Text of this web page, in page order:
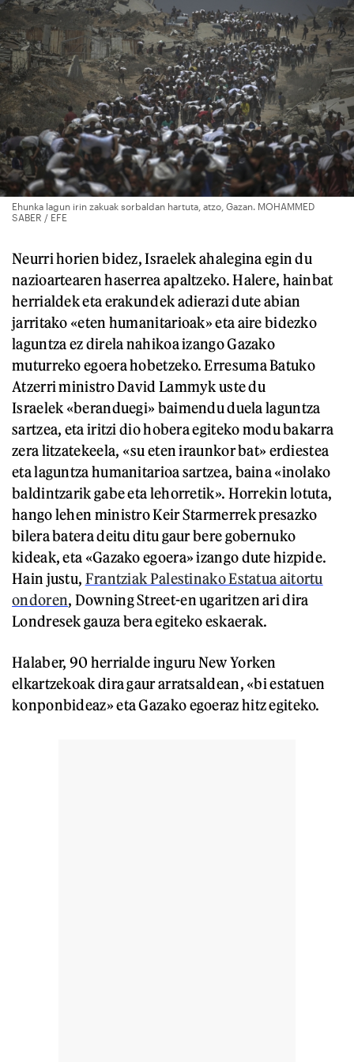
Ehunka lagun irin zakuak sorbaldan hartuta, atzo, Gazan. MOHAMMED
SABER / EFE
Neurri horien bidez, Israelek ahalegina egin du
nazioartearen haserrea apaltzeko. Halere, hainbat
herrialdek eta erakundek adierazi dute abian
jarritako «eten humanitarioak» eta aire bidezko
laguntza ez direla nahikoa izango Gazako
muturreko egoera hobetzeko. Erresuma Batuko
Atzerri ministro David Lammyk uste du
Israelek «beranduegi» baimendu duela laguntza
sartzea, eta iritzi dio hobera egiteko modu bakarra
zera litzatekeela, «su eten iraunkor bat» erdiestea
eta laguntza humanitarioa sartzea, baina «inolako
baldintzarik gabe eta lehorretik». Horrekin lotuta,
hango lehen ministro Keir Starmerrek presazko
bilera batera deitu ditu gaur bere gobernuko
kideak, eta «Gazako egoera» izango dute hizpide.
Hain justu, Frantziak Palestinako Estatua aitortu
ondoren, Downing Street-en ugaritzen ari dira
Londresek gauza bera egiteko eskaerak.
Halaber, 90 herrialde inguru New Yorken
elkartzekoak dira gaur arratsaldean, «bi estatuen
konponbideaz» eta Gazako egoeraz hitz egiteko.